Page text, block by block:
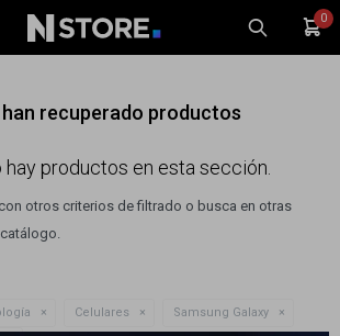
0
han recuperado productos
hay productos en esta sección.
otros criterios de filtrado o busca en otras
Celulares
Samsung Galaxy
Wearables